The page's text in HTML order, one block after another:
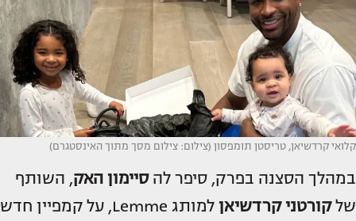
קלואי קרדשיאן, טריסטן תומפסון (צילום: צילום מסך מתוך האינסטגרם)
במהלך הסצנה בפרק, סיפר להסיימון האק, השותף
שלקורטני קרדשיאן
למותג Lemme, על קמפיין חדש